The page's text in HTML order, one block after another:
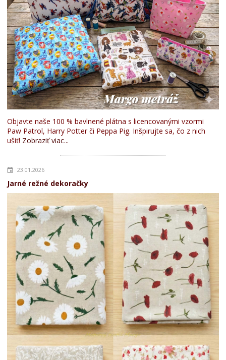
Objavte naše 100 % bavlnené plátna s licencovanými vzormi
Paw Patrol, Harry Potter či Peppa Pig. Inšpirujte sa, čo z nich
ušiť! Zobraziť viac...
23.01.2026
Jarné režné dekoračky